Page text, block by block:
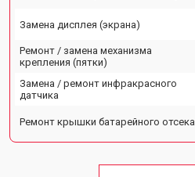
Замена дисплея (экрана)
Ремонт / замена механизма
крепления (пятки)
Замена / ремонт инфракрасного
датчика
Ремонт крышки батарейного отсека